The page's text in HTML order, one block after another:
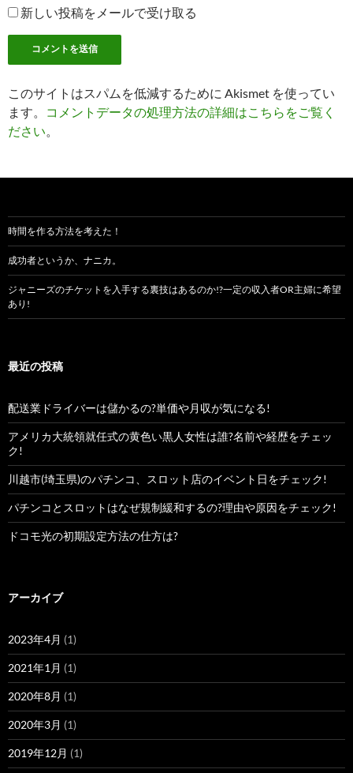
新しい投稿をメールで受け取る
このサイトはスパムを低減するために Akismet を使ってい
ます。
コメントデータの処理方法の詳細はこちらをご覧く
ださい。
時間を作る方法を考えた！
成功者というか、ナニカ。
ジャニーズのチケットを入手する裏技はあるのか!?一定の収入者OR主婦に希望
あり!
最近の投稿
配送業ドライバーは儲かるの?単価や月収が気になる!
アメリカ大統領就任式の黄色い黒人女性は誰?名前や経歴をチェッ
ク!
川越市(埼玉県)のパチンコ、スロット店のイベント日をチェック!
パチンコとスロットはなぜ規制緩和するの?理由や原因をチェック!
ドコモ光の初期設定方法の仕方は?
アーカイブ
2023年4月 (1)
2021年1月 (1)
2020年8月 (1)
2020年3月 (1)
2019年12月 (1)